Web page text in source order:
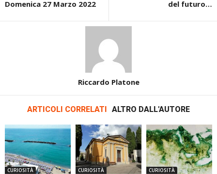
Domenica 27 Marzo 2022 del futuro…
Riccardo Platone
ARTICOLI CORRELATI ALTRO DALL'AUTORE
CURIOSITÀ CURIOSITÀ CURIOSITÀ